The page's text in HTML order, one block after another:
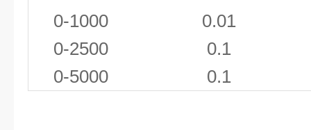
0-1000
0.01
0-2500
0.1
0-5000
0.1